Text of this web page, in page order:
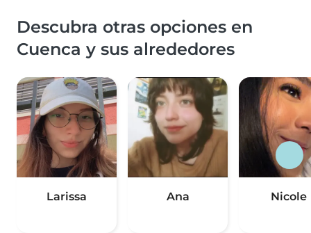
Descubra otras opciones en
Cuenca y sus alrededores
Larissa Ana Nicole